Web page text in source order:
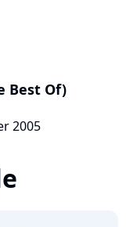
Best Of)
2005